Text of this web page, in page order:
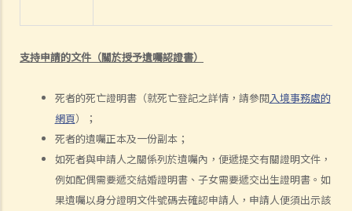
支持申請的文件（關於授予遺囑認證書）
死者的死亡證明書（就死亡登記之詳情，請參閱入境事務處的
網頁）；
死者的遺囑正本及一份副本；
如死者與申請人之關係列於遺囑內，便遞提交有關證明文件，
例如配偶需要遞交結婚證明書、子女需要遞交出生證明書。如
果遺囑以身分證明文件號碼去確認申請人，申請人便須出示該
6. 立遺囑人可以分別訂立處置香港和海外財產的兩份遺囑嗎？
8. 我可以不用律師的幫助而自行撰寫遺囑嗎？
修改遺囑
1. 我有什麼方法可以修改我的遺囑？
2. 什麽是遺囑更改附件？
撤銷遺囑
取得授予遺囑認證（有遺囑）與取得授予遺產管理書（無遺囑）